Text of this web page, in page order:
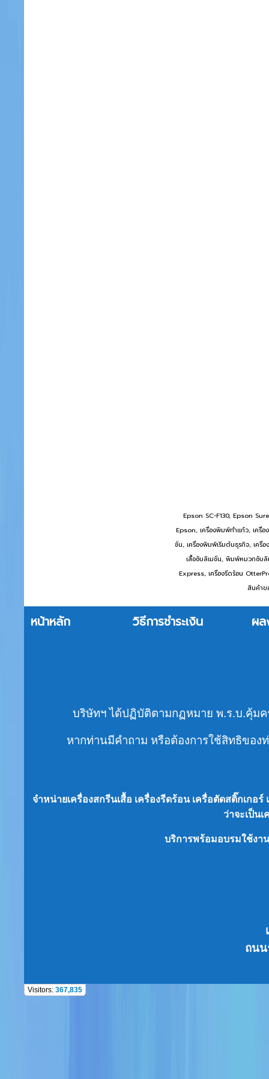
Epson SC-F130, Epson
Epson, เครื่องพิมพ์ทำแก้ว, เครื่
ชั่น, เครื่องพิมพ์เริ่มต้นธุรกิจ, เครื่
เสื้อซับลิเมชั่น, พิมพ์หมวกซับ
Express, เครื่องรีดร้อน
สินค้าข
หน้าหลัก วิธีการชำระเงิน ผล
บริษัทฯ ได้ปฏิบัติตามกฏหมาย พ.ร.บ.คุ้ม
หากท่านมีคำถาม หรือต้องการใช้สิทธิของ
จำหน่ายเครื่องสกรีนเสื้อ เครื่องรีดร้อน เครื่อตัดสติ๊กเก
ว่าจะเป็นเ
บริการพร้อมอบรมใช้งา
ถนน
Visitors: 367,835